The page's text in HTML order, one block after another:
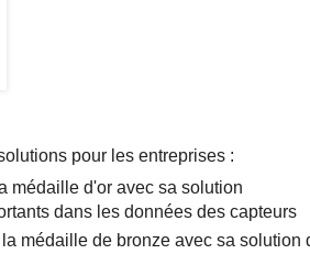
pour les entreprises :
médaille d'or avec sa solution
dans les données des capteurs
médaille de bronze avec sa solution